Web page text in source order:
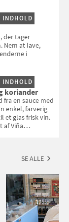
INDHOLD
der tager
Nem at lave,
i
INDHOLD
koriander
fra en sauce med
enkel, farverig
et glas frisk vin.
af Viña
SE ALLE